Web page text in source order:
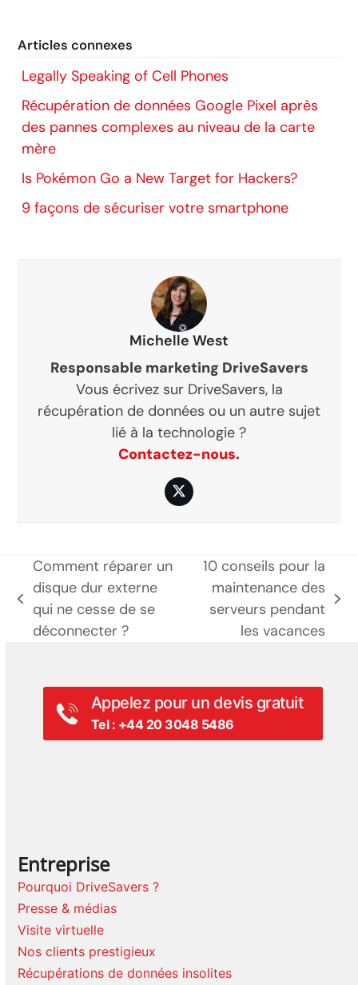
Articles connexes
Legally Speaking of Cell Phones
Récupération de données Google Pixel après
des pannes complexes au niveau de la carte
mère
Is Pokémon Go a New Target for Hackers?
9 façons de sécuriser votre smartphone
Michelle West
Responsable marketing DriveSavers
Vous écrivez sur DriveSavers, la
récupération de données ou un autre sujet
lié à la technologie ?
Contactez-nous.
Twitter
poste
précédent:
Comment réparer un
disque dur externe
qui ne cesse de se
déconnecter ?
prochain
10 conseils pour la
maintenance des
serveurs pendant
les vacances
Appelez pour un devis gratuit
Tel : +44 20 3048 5486
Entreprise
Pourquoi DriveSavers ?
Presse & médias
Visite virtuelle
Nos clients prestigieux
Récupérations de données insolites